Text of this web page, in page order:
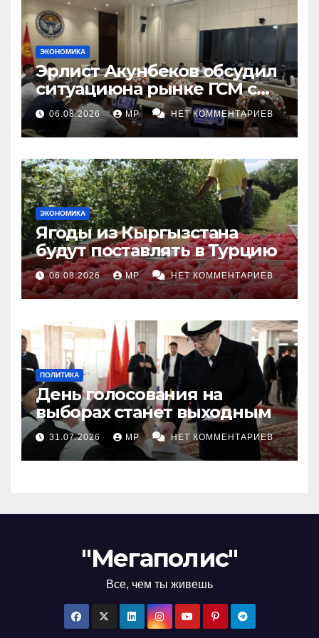
ЭКОНОМИКА
Эрлист Акунбеков обсудил
ситуациюна рынке ГСМ с
топливными компаниями
06.08.2026 MP НЕТ КОММЕНТАРИЕВ
ЭКОНОМИКА
Ягоды из Кыргызстана
будут поставлять в Турцию
06.08.2026 MP НЕТ КОММЕНТАРИЕВ
ПОЛИТИКА
День голосования на
выборах станет выходным
31.07.2026 MP НЕТ КОММЕНТАРИЕВ
"Мегаполис"
Все, чем ты живешь